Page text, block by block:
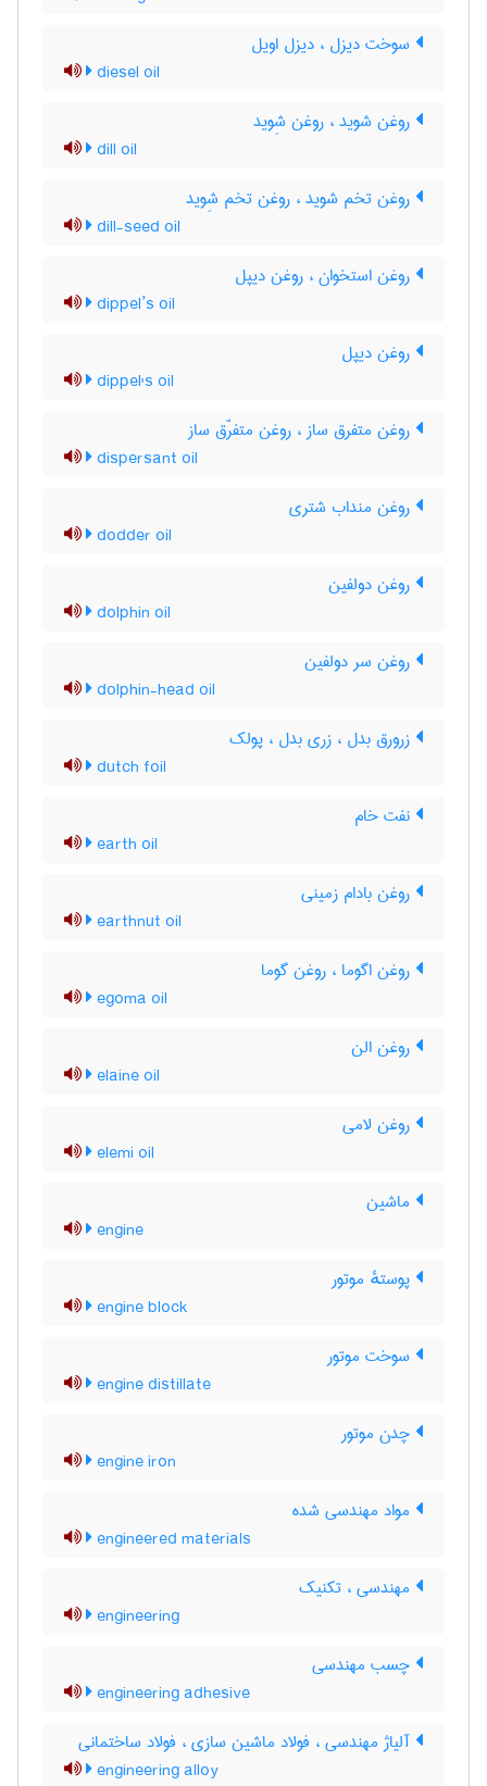
سوخت دیزل ، دیزل اویل
diesel oil
روغن شوید ، روغن شِوید
dill oil
روغن تخم شوید ، روغن تخم شِوید
dill-seed oil
روغن استخوان ، روغن دیپل
dippel’s oil
روغن دیپل
dippel's oil
روغن متفرق ساز ، روغن متفرّق ساز
dispersant oil
روغن منداب شتری
dodder oil
روغن دولفین
dolphin oil
روغن سر دولفین
dolphin-head oil
زرورق بدل ، زری بدل ، پولک
dutch foil
نفت خام
earth oil
روغن بادام زمینی
earthnut oil
روغن اگوما ، روغن گوما
egoma oil
روغن الن
elaine oil
روغن لامی
elemi oil
ماشین
engine
پوستهٔ موتور
engine block
سوخت موتور
engine distillate
چدن موتور
engine iron
مواد مهندسی شده
engineered materials
مهندسی ، تکنیک
engineering
چسب مهندسی
engineering adhesive
آلیاژ مهندسی ، فولاد ماشین سازی ، فولاد ساختمانی
engineering alloy